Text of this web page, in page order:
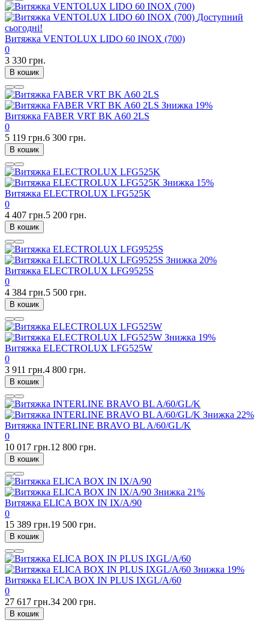
Доступний
сьогодні!
Витяжка VENTOLUX LIDO 60 INOX (700)
0
3 330 грн.
В кошик
Знижка 19%
Витяжка FABER VRT BK A60 2LS
0
5 119 грн.6 300 грн.
В кошик
Знижка 15%
Витяжка ELECTROLUX LFG525K
0
4 407 грн.5 200 грн.
В кошик
Знижка 20%
Витяжка ELECTROLUX LFG9525S
0
4 384 грн.5 500 грн.
В кошик
Знижка 19%
Витяжка ELECTROLUX LFG525W
0
3 911 грн.4 800 грн.
В кошик
Знижка 22%
Витяжка INTERLINE BRAVO BL A/60/GL/K
0
10 017 грн.12 800 грн.
В кошик
Знижка 21%
Витяжка ELICA BOX IN IX/A/90
0
15 389 грн.19 500 грн.
В кошик
Знижка 19%
Витяжка ELICA BOX IN PLUS IXGL/A/60
0
27 617 грн.34 200 грн.
В кошик